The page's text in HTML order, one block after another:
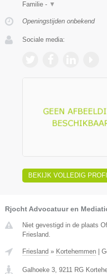
Familie - ▼
Openingstijden onbekend
Sociale media:
BEKIJK VOLLEDIG
Rjocht Advocatuur en
Niet gevestigd in de plaats
Friesland.
Friesland » Kortehemmen
Galhoeke 3 9211 RG